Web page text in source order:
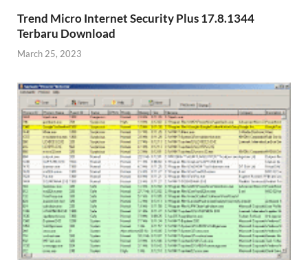
Trend Micro Internet Security Plus 17.8.1344
Terbaru Download
March 25, 2023